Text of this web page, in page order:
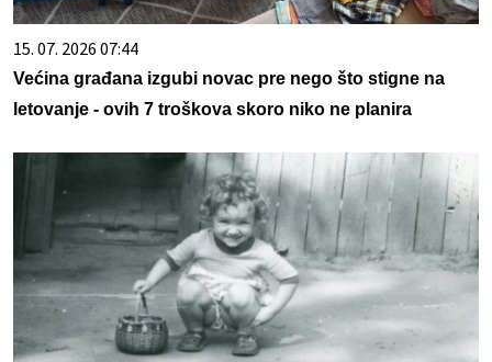
15. 07. 2026 07:44
Većina građana izgubi novac pre nego što stigne na
letovanje - ovih 7 troškova skoro niko ne planira